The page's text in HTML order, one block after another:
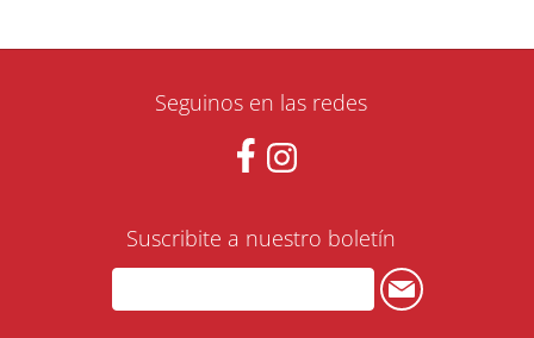
Seguinos en las redes
Suscribite a nuestro boletín